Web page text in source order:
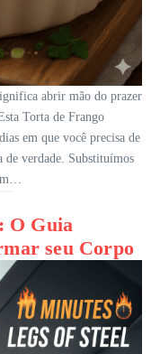
abrir mão do prazer
Torta de Frango
em que você precisa de
de verdade. Substituímos
O Guia
seu Corpo